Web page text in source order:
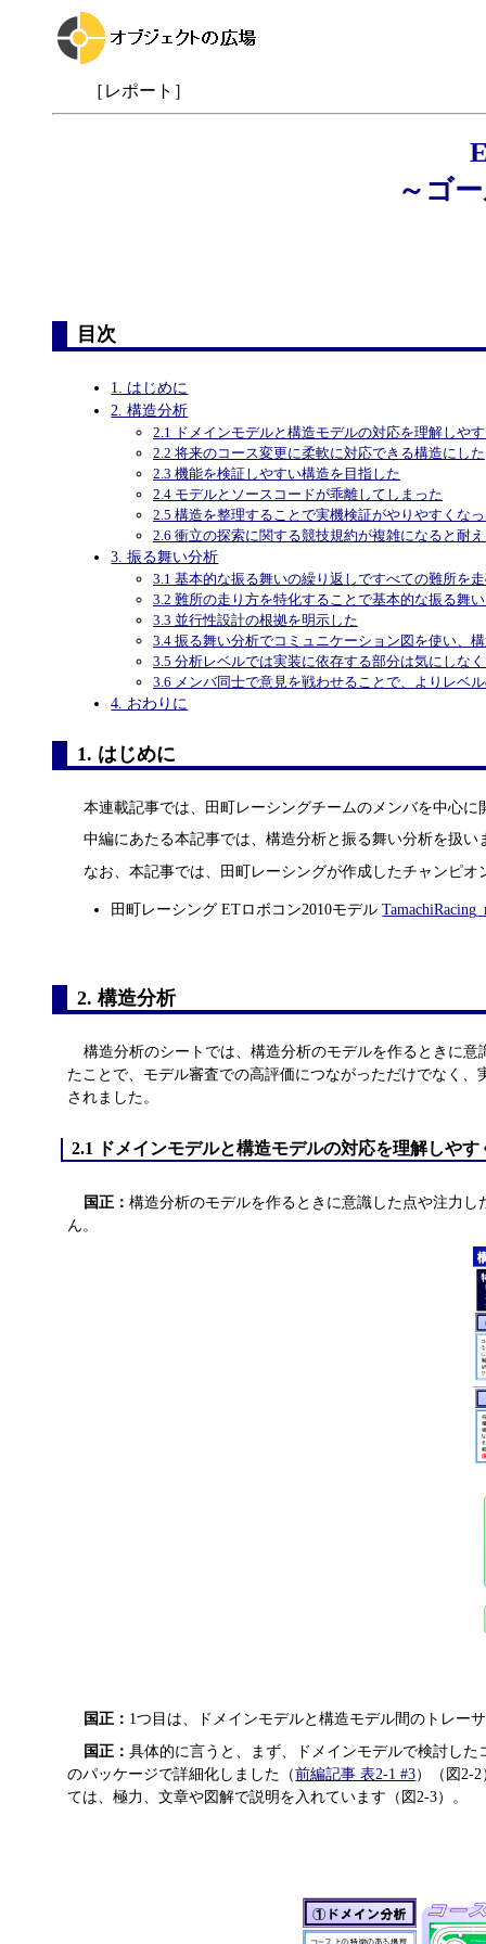
［レポート］
～ゴ
目次
1. はじめに
2. 構造分析
2.1 ドメインモデルと構造モデルの対応を理解しや
2.2 将来のコース変更に柔軟に対応できる構造にした
2.3 機能を検証しやすい構造を目指した
2.4 モデルとソースコードが乖離してしまった
2.5 構造を整理することで実機検証がやりやすくな
2.6 衝立の探索に関する競技規約が複雑になると耐
3. 振る舞い分析
3.1 基本的な振る舞いの繰り返しですべての難所を
3.2 難所の走り方を特化することで基本的な振る舞
3.3 並行性設計の根拠を明示した
3.4 振る舞い分析でコミュニケーション図を使い、
3.5 分析レベルでは実装に依存する部分は気にしな
3.6 メンバ同士で意見を戦わせることで、よりレベ
4. おわりに
1. はじめに
本連載記事では、田町レーシングチームのメンバを中心
中編にあたる本記事では、構造分析と振る舞い分析を扱
なお、本記事では、田町レーシングが作成したチャンピ
田町レーシング ETロボコン2010モデル
2. 構造分析
構造分析のシートでは、構造分析のモデルを作るときに
たことで、モデル審査での高評価につながっただけでなく
されました。
2.1 ドメインモデルと構造モデルの対応を理解しやす
国正： 構造分析のモデルを作るときに意識した点や注力
ん。
国正： 1つ目は、ドメインモデルと構造モデル間のトレー
国正： 具体的に言うと、まず、ドメインモデルで検討し
のパッケージで詳細化しました（前編記事 表2-1 #3）（図2-
ては、極力、文章や図解で説明を入れています（図2-3）。